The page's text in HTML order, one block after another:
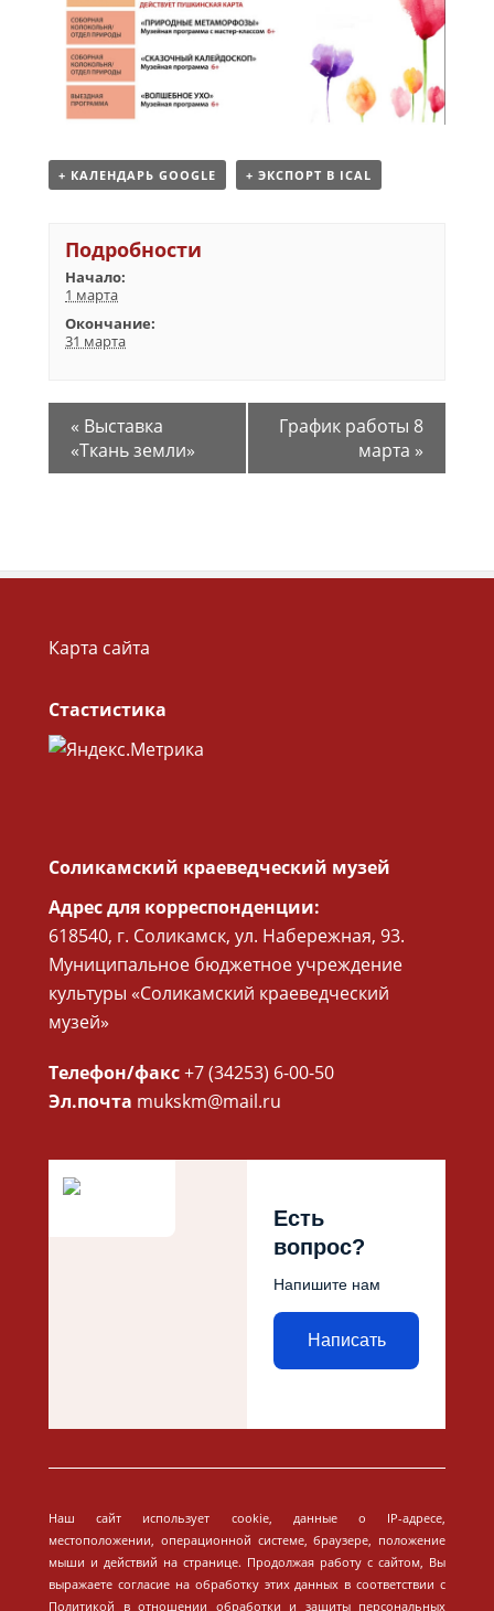
+ КАЛЕНДАРЬ GOOGLE + ЭКСПОРТ В ICAL
Подробности
Начало:
1 марта
Окончание:
31 марта
« Выставка
«Ткань земли»
График работы 8
марта »
Карта сайта
Стастистика
Соликамский краеведческий музей
Адрес для корреспонденции:
618540, г. Соликамск, ул. Набережная, 93.
Муниципальное бюджетное учреждение
культуры «Соликамский краеведческий
музей»
Телефон/факс+7 (34253) 6-00-50
Эл.почта mukskm@mail.ru
Есть
вопрос?
Напишите нам
Написать
Наш сайт использует cookie, данные о IP-адресе,
местоположении, операционной системе, браузере, положение
мыши и действий на странице. Продолжая работу с сайтом, Вы
выражаете согласие на обработку этих данных в соответствии с
Политикой в отношении обработки и защиты персональных